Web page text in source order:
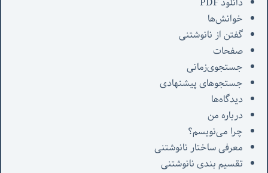
خوانش‌ها
گفتن از نانوشتنی
صفحات
جستجوی‌زمانی
جستجوهای پیشنهادی
دیدگاه‌ها
درباره من
چرا می‌نویسم؟
معرفی‌ ساختار نانوشتنی
تقسیم بندی نانوشتنی